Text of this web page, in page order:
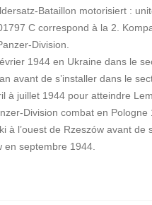
Bataillon motorisiert :
C correspond à la 2.
Division.
1944 en Ukraine dans le
avant de s’installer dans le
à juillet 1944 pour atteindre
Division combat en
à l’ouest de Rzeszów avant
septembre 1944.